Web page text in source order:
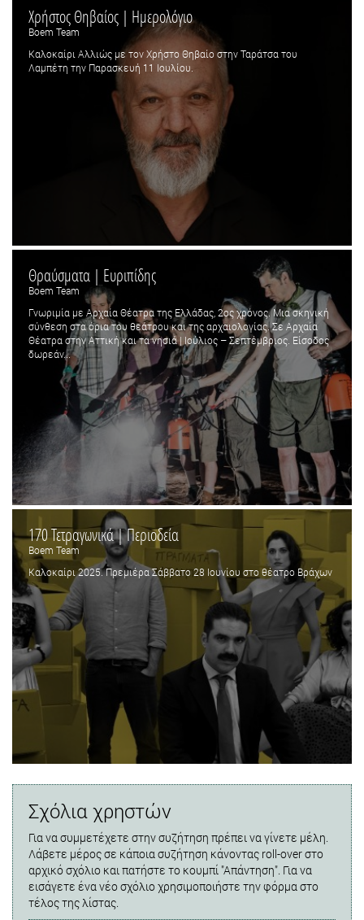
Χρήστος Θηβαίος | Ημερολόγιο
Boem Team
Καλοκαίρι Αλλιώς με τον Χρήστο Θηβαίο στην Ταράτσα του
Λαμπέτη την Παρασκευή 11 Ιουλίου.
Θραύσματα | Ευριπίδης
Boem Team
Γνωριμία με Αρχαία Θέατρα της Ελλάδας, 2ος χρόνος. Μια σκηνική
σύνθεση στα όρια του θεάτρου και της αρχαιολογίας. Σε Αρχαία
Θέατρα στην Αττική και τα νησιά | Ιούλιος – Σεπτέμβριος. Είσοδος
δωρεάν...
170 Τετραγωνικά | Περιοδεία
Boem Team
Καλοκαίρι 2025. Πρεμιέρα Σάββατο 28 Ιουνίου στο θέατρο Βράχων
Σχόλια χρηστών
Για να συμμετέχετε στην συζήτηση πρέπει να γίνετε μέλη.
Λάβετε μέρος σε κάποια συζήτηση κάνοντας roll-over στο
αρχικό σχόλιο και πατήστε το κουμπί "Απάντηση". Για να
εισάγετε ένα νέο σχόλιο χρησιμοποιήστε την φόρμα στο
τέλος της λίστας.